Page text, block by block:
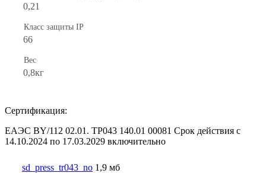
0,21
Класс защиты IP
66
Вес
0,8кг
Сертификация:
ЕАЭС BY/112 02.01. ТР043 140.01 00081 Срок действия с
14.10.2024 по 17.03.2029 включительно
sd_press_tr043_no 1,9 мб